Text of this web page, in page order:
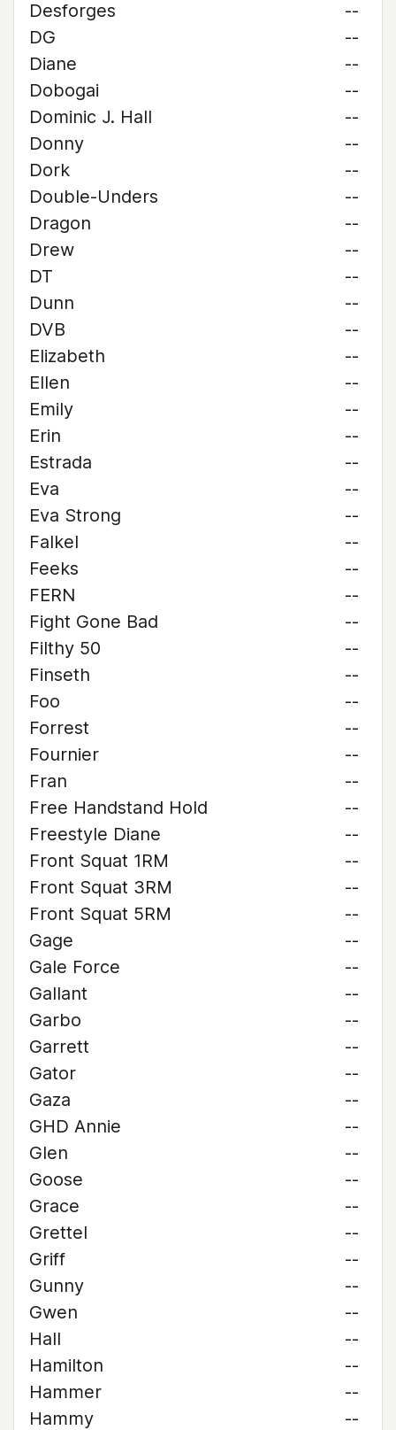
Desforges
--
DG
--
Diane
--
Dobogai
--
Dominic J. Hall
--
Donny
--
Dork
--
Double-Unders
--
Dragon
--
Drew
--
DT
--
Dunn
--
DVB
--
Elizabeth
--
Ellen
--
Emily
--
Erin
--
Estrada
--
Eva
--
Eva Strong
--
Falkel
--
Feeks
--
FERN
--
Fight Gone Bad
--
Filthy 50
--
Finseth
--
Foo
--
Forrest
--
Fournier
--
Fran
--
Free Handstand Hold
--
Freestyle Diane
--
Front Squat 1RM
--
Front Squat 3RM
--
Front Squat 5RM
--
Gage
--
Gale Force
--
Gallant
--
Garbo
--
Garrett
--
Gator
--
Gaza
--
GHD Annie
--
Glen
--
Goose
--
Grace
--
Grettel
--
Griff
--
Gunny
--
Gwen
--
Hall
--
Hamilton
--
Hammer
--
Hammy
--